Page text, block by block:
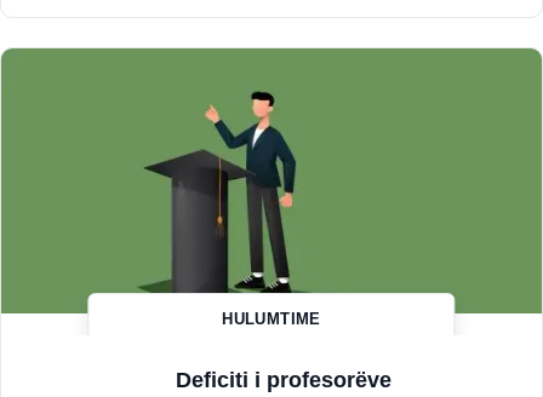
HULUMTIME
Deficiti i profesorëve